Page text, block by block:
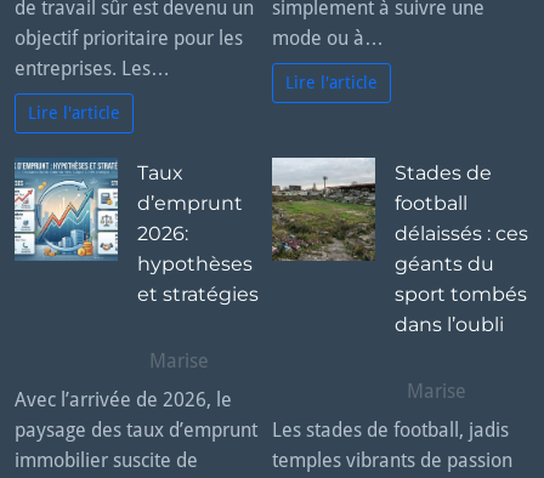
de travail sûr est devenu un
objectif prioritaire pour les
entreprises. Les…
Lire l'article
simplement à suivre une
mode ou à…
Lire l'article
Taux
d’emprunt
2026:
hypothèses
et stratégies
Marise
Avec l’arrivée de 2026, le
paysage des taux d’emprunt
immobilier suscite de
Stades de
football
délaissés : ces
géants du
sport tombés
dans l’oubli
Marise
Les stades de football, jadis
temples vibrants de passion